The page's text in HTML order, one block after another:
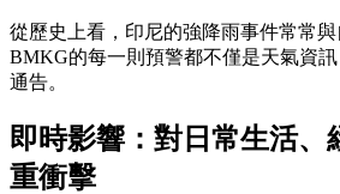
從歷史上看，印尼的強降雨事件常常與
BMKG的每一則預警都不僅是天氣資
通告。
即時影響：對日常生活、
重衝擊